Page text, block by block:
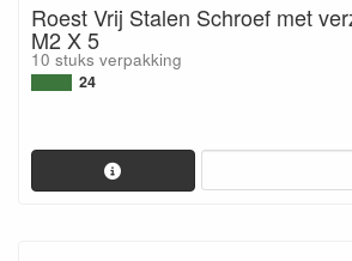
Roest Vrij Stalen Schroef met
M2 X 5
10 stuks verpakking
24